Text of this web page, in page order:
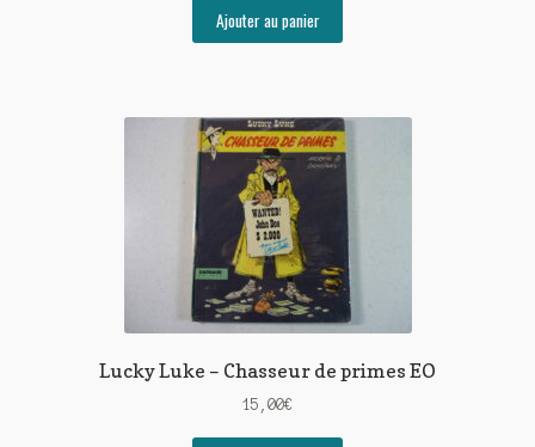
Ajouter au panier
Lucky Luke – Chasseur de primes EO
15,00€